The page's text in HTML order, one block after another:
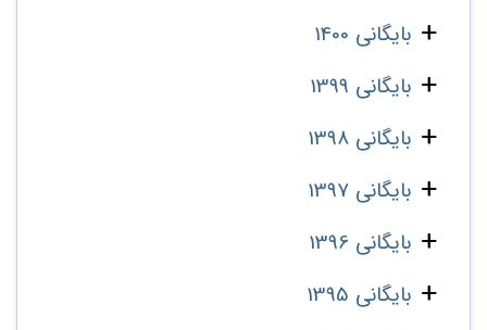
بایگانی 1400
بایگانی 1399
بایگانی 1398
بایگانی 1397
بایگانی 1396
بایگانی 1395